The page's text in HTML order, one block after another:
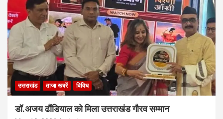
उत्तराखंड ताजा खबरें विविध
डॉ.अजय ढौंडियाल को मिला उत्तराखंड गौरव सम्मान